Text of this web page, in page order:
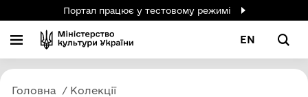
Портал працює у тестовому режимі
EN
Головна Колекції